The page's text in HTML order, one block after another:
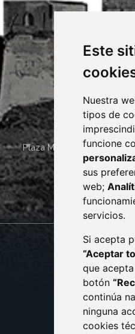
Este
Nuestra
tipos de
funcione
sus
web;
servicios.
Si acepta
“Aceptar
que
botón
continúa
ninguna
cookies
Plaza Mayor 4 22400
· (34)
CONTACTO
AVISO
POLÍTICA